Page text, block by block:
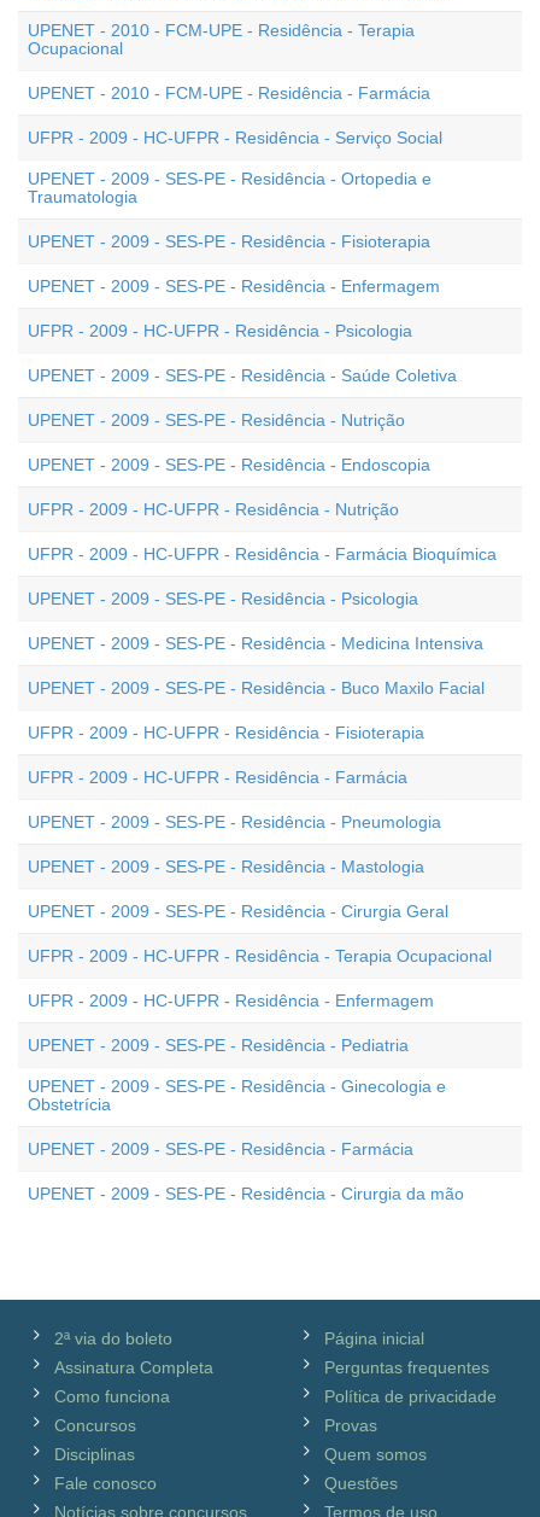
UPENET - 2010 - FCM-UPE - Residência - Terapia
Ocupacional
UPENET - 2010 - FCM-UPE - Residência - Farmácia
UFPR - 2009 - HC-UFPR - Residência - Serviço Social
UPENET - 2009 - SES-PE - Residência - Ortopedia e
Traumatologia
UPENET - 2009 - SES-PE - Residência - Fisioterapia
UPENET - 2009 - SES-PE - Residência - Enfermagem
UFPR - 2009 - HC-UFPR - Residência - Psicologia
UPENET - 2009 - SES-PE - Residência - Saúde Coletiva
UPENET - 2009 - SES-PE - Residência - Nutrição
UPENET - 2009 - SES-PE - Residência - Endoscopia
UFPR - 2009 - HC-UFPR - Residência - Nutrição
UFPR - 2009 - HC-UFPR - Residência - Farmácia Bioquímica
UPENET - 2009 - SES-PE - Residência - Psicologia
UPENET - 2009 - SES-PE - Residência - Medicina Intensiva
UPENET - 2009 - SES-PE - Residência - Buco Maxilo Facial
UFPR - 2009 - HC-UFPR - Residência - Fisioterapia
UFPR - 2009 - HC-UFPR - Residência - Farmácia
UPENET - 2009 - SES-PE - Residência - Pneumologia
UPENET - 2009 - SES-PE - Residência - Mastologia
UPENET - 2009 - SES-PE - Residência - Cirurgia Geral
UFPR - 2009 - HC-UFPR - Residência - Terapia Ocupacional
UFPR - 2009 - HC-UFPR - Residência - Enfermagem
UPENET - 2009 - SES-PE - Residência - Pediatria
UPENET - 2009 - SES-PE - Residência - Ginecologia e
Obstetrícia
UPENET - 2009 - SES-PE - Residência - Farmácia
UPENET - 2009 - SES-PE - Residência - Cirurgia da mão
2ª via do boleto
Assinatura Completa
Como funciona
Concursos
Disciplinas
Fale conosco
Notícias sobre concursos
Página inicial
Perguntas frequentes
Política de privacidade
Provas
Quem somos
Questões
Termos de uso